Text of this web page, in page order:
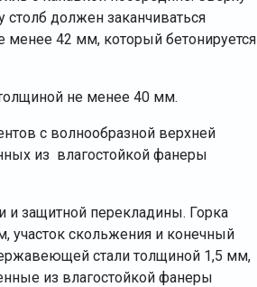
столб должен заканчиваться
42 мм, который бетонируется
не менее 40 мм.
с волнообразной верхней
из влагостойкой фанеры
и защитной перекладины. Горка
участок скольжения и конечный
стали толщиной 1,5 мм,
из влагостойкой фанеры